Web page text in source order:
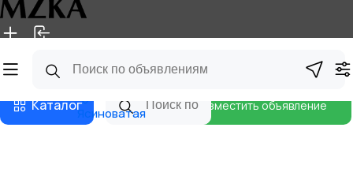
Главная Магазины
КаталогЯсиноватая
Разместить объявление